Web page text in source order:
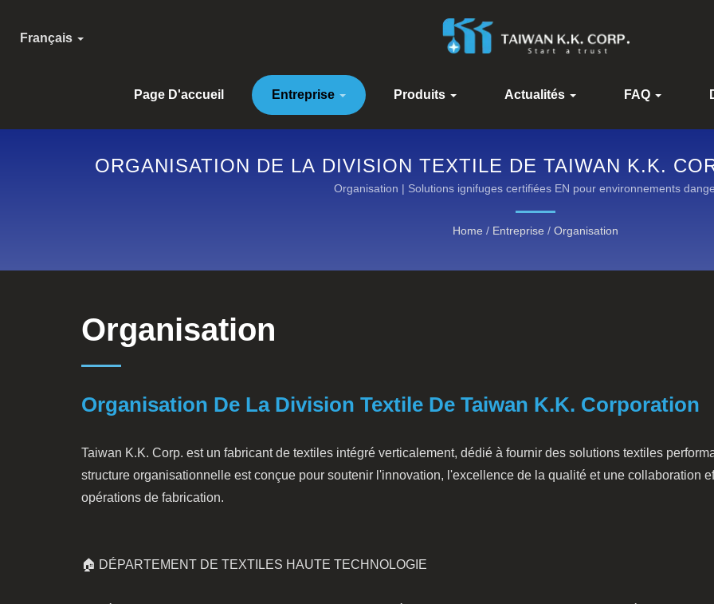
Page D'accueil Entreprise Produits Actualités FAQ
Français
ORGANISATION DE LA DIVISION TEXTILE DE TAIWAN K.K.
RÉSISTANT AU FEU HAUTE PERFORMANCE PAR
CATÉGORIES
Organisation | Solutions ignifuges certifiées EN pour environnements
Home / Entreprise / Organisation
Organisation
Organisation De La Division Textile De Taiwan K.K. Corporation
Taiwan K.K. Corp. est un fabricant de textiles intégré verticalement, dédié à fournir des solutions textiles
structure organisationnelle est conçue pour soutenir l'innovation, l'excellence de la qualité et une collaboration
opérations de fabrication.
🏠 DÉPARTEMENT DE TEXTILES HAUTE TECHNOLOGIE